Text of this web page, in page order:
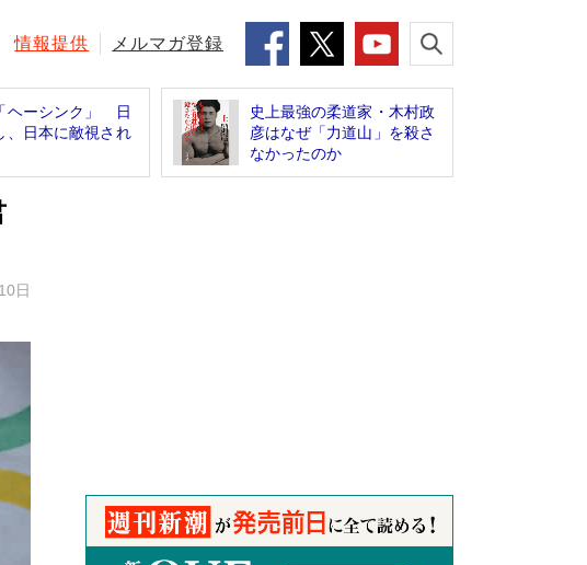
情報提供 メルマガ登録
ヘーシンク」 日
、日本に敵視され
史上最強の柔道家・木村政
彦はなぜ「力道山」を殺さ
なかったのか
日